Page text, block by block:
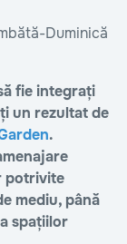
Duminică
fie integrați
un rezultat de
.
potrivite
mediu, până
spațiilor